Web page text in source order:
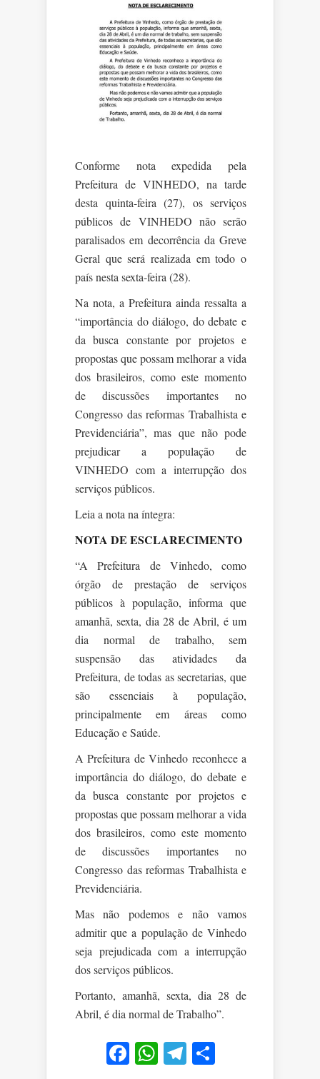
Conforme nota expedida pela
Prefeitura de VINHEDO, na tarde
desta quinta-feira (27), os serviços
públicos de VINHEDO não serão
paralisados em decorrência da Greve
Geral que será realizada em todo o
país nesta sexta-feira (28).
Na nota, a Prefeitura ainda ressalta a
“importância do diálogo, do debate e
da busca constante por projetos e
propostas que possam melhorar a vida
dos brasileiros, como este momento
de discussões importantes no
Congresso das reformas Trabalhista e
Previdenciária”, mas que não pode
prejudicar a população de
VINHEDO com a interrupção dos
serviços públicos.
Leia a nota na íntegra:
NOTA DE ESCLARECIMENTO
“A Prefeitura de Vinhedo, como
órgão de prestação de serviços
públicos à população, informa que
amanhã, sexta, dia 28 de Abril, é um
dia normal de trabalho, sem
suspensão das atividades da
Prefeitura, de todas as secretarias, que
são essenciais à população,
principalmente em áreas como
Educação e Saúde.
A Prefeitura de Vinhedo reconhece a
importância do diálogo, do debate e
da busca constante por projetos e
propostas que possam melhorar a vida
dos brasileiros, como este momento
de discussões importantes no
Congresso das reformas Trabalhista e
Previdenciária.
Mas não podemos e não vamos
admitir que a população de Vinhedo
seja prejudicada com a interrupção
dos serviços públicos.
Portanto, amanhã, sexta, dia 28 de
Abril, é dia normal de Trabalho”.
Facebook
WhatsApp
Telegram